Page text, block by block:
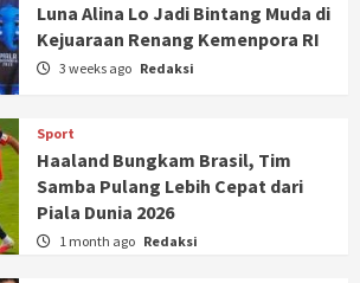
Luna Alina Lo Jadi Bintang Muda di
Kejuaraan Renang Kemenpora RI
3 weeks ago Redaksi
Sport
Haaland Bungkam Brasil, Tim
Samba Pulang Lebih Cepat dari
Piala Dunia 2026
1 month ago Redaksi